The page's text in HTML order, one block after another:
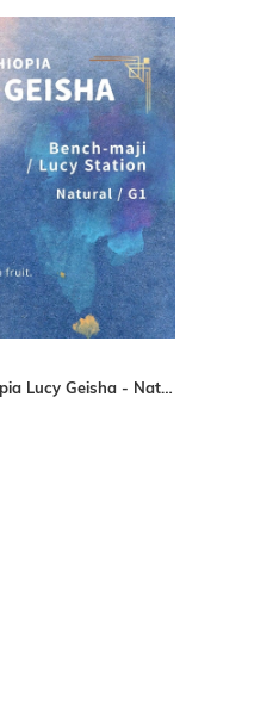
Cà phê túi lọc Ethiopia Lucy Geisha - Natural 10 gói/hộp (HẾT HÀNG- SOLD OUT)